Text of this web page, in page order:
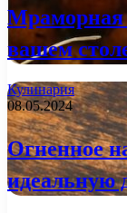
Мраморная
вашем
Кулинария
08.05.2024
Огненное
идеальную